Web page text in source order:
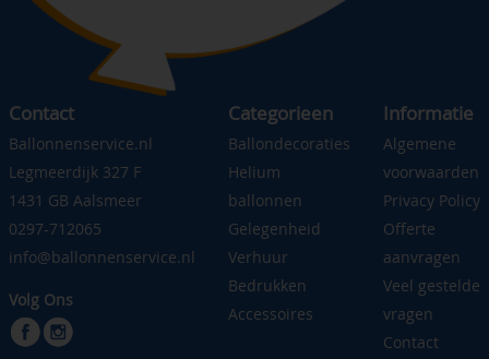
Contact
Ballonnenservice.nl
Legmeerdijk 327 F
1431 GB Aalsmeer
0297-712065
info@ballonnenservice.nl
Volg Ons
Categorieen
Ballondecoraties
Helium
ballonnen
Gelegenheid
Verhuur
Bedrukken
Accessoires
Informatie
Algemene
voorwaarden
Privacy Policy
Offerte
aanvragen
Veel gestelde
vragen
Contact